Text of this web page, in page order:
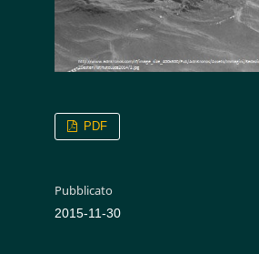
PDF
Pubblicato
2015-11-30